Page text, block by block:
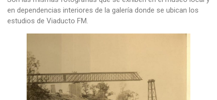
en dependencias interiores de la galería donde se ubican los
estudios de Viaducto FM.